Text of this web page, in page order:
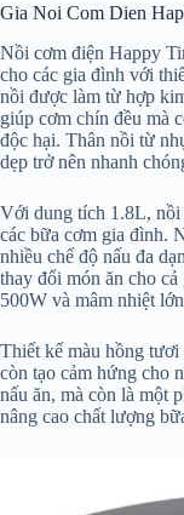
Gia Noi Com Dien
Nồi cơm điện Happy
cho các gia đình với
nồi được làm từ hợp
giúp cơm chín đều mà
độc hại. Thân nồi từ
dẹp trở nên nhanh
Với dung tích 1.8L, nồi
các bữa cơm gia đình.
nhiều chế độ nấu đa
thay đổi món ăn cho
500W và mâm nhiệt
Thiết kế màu hồng
còn tạo cảm hứng cho
nấu ăn, mà còn là một
nâng cao chất lượng